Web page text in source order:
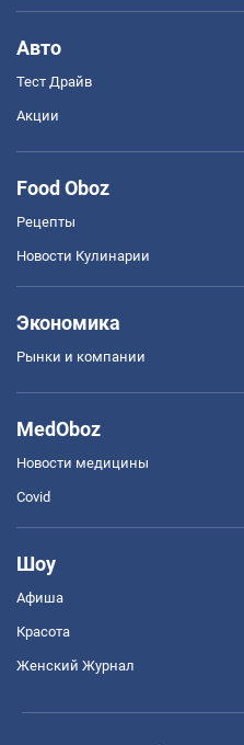
Авто
Тест Драйв
Акции
Food Oboz
Рецепты
Новости Кулинарии
Экономика
Рынки и компании
MedOboz
Новости медицины
Covid
Шоу
Афиша
Красота
Женский Журнал